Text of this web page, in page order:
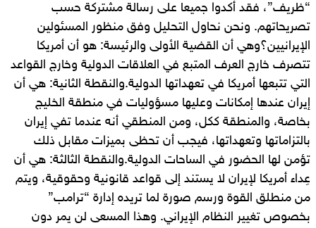
“ظريف”، فقد أكدوا جميعا على رسالة مشتركة حسب
تصريحاتهم. ونحن نحاول التحليل وفق منظور المسئولين
الإيرانيين؟وهي أن القضية الأولى والرئيسة: هو أن أمريكا
تتصرف خارج العرف المتبع في العلاقات الدولية وخارج القواعد
التي تتبعها أمريكا في تعهداتها الدولية.والنقطة الثانية: هي أن
إيران عندها إمكانات وعليها مسؤوليات في منطقة الخليج
بخاصة، والمنطقة ككل، ومن المنطقي أنه عندما تفي إيران
بالتزاماتها وتعهداتها، فيجب أن تحظى بميزات مقابل ذلك
تؤمن لها الحضور في الساحات الدولية.والنقطة الثالثة: هي أن
عِداء أمريكا لإيران لا يستند إلى قواعد قانونية وحقوقية، ويتم
من منطلق القوة ورسم صورة لما تريده إدارة “ترامب”
بخصوص تغيير النظام الإيراني. وهذا المسعى لن يمر دون